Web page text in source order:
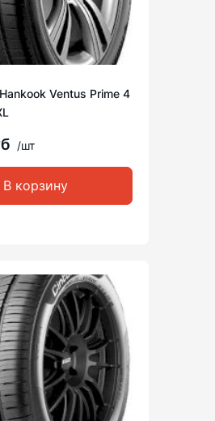
Ventus Prime 4
/шт
В корзину